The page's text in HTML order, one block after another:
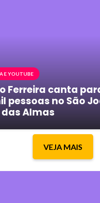
E YOUTUBE
Ferreira canta
pessoas no São
das Almas
VEJA MAIS